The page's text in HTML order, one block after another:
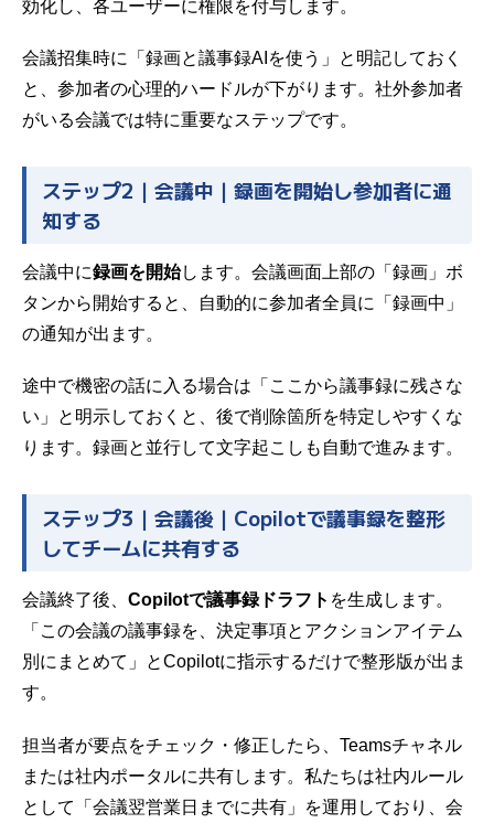
効化し、各ユーザーに権限を付与します。
会議招集時に「録画と議事録AIを使う」と明記しておく
と、参加者の心理的ハードルが下がります。社外参加者
がいる会議では特に重要なステップです。
ステップ2｜会議中｜録画を開始し参加者に通
知する
会議中に録画を開始します。会議画面上部の「録画」ボ
タンから開始すると、自動的に参加者全員に「録画中」
の通知が出ます。
途中で機密の話に入る場合は「ここから議事録に残さな
い」と明示しておくと、後で削除箇所を特定しやすくな
ります。録画と並行して文字起こしも自動で進みます。
ステップ3｜会議後｜Copilotで議事録を整形
してチームに共有する
会議終了後、 Copilotで議事録ドラフト を生成します。
「この会議の議事録を、決定事項とアクションアイテム
別にまとめて」とCopilotに指示するだけで整形版が出ま
す。
担当者が要点をチェック・修正したら、Teamsチャネル
または社内ポータルに共有します。私たちは社内ルール
として「会議翌営業日までに共有」を運用しており、会